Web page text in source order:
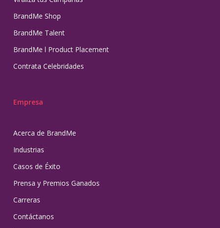
BrandMe Shop
BrandMe Talent
BrandMe l Product Placement
Contrata Celebridades
Empresa
Acerca de BrandMe
Industrias
Casos de Éxito
Prensa y Premios Ganados
Carreras
Contáctanos